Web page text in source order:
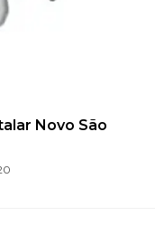
Novo São